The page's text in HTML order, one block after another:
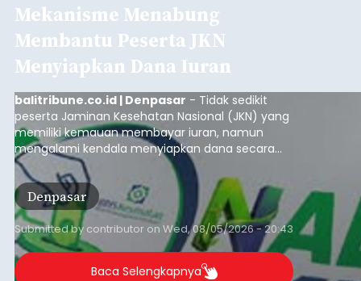
Mekanisme Menabung
Membantu Peserta JKN
Menyiapkan Dana Iuran
balitribune.co.id | Denpasar - Tidak sedikit
peserta Jaminan Kesehatan Nasional (JKN) yang
memiliki kemauan membayar iuran, namun
mengalami kendala menyiapkan dana secara
penuh saat jatuh tempo pembayaran iuran.
Kondisi ini terutama dialami oleh peserta
segmen Pekerja Bukan Penerima Upah (PBPU)
yang memiliki penghasilan tidak tetap.
Denpasar
Submitted by contributor on Wed, 08/05/2026 - 20:43
Baca Selengkapnya